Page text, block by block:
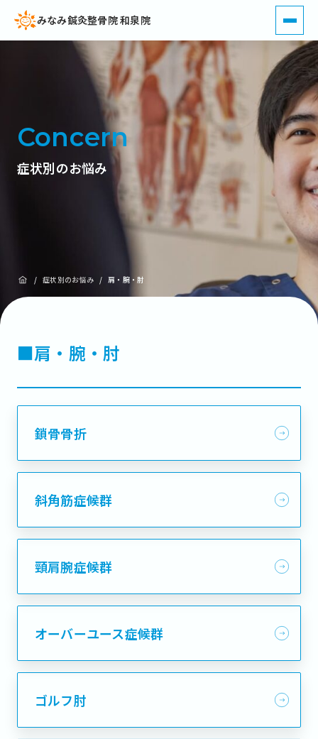
みなみ鍼灸整骨院 和泉院
Concern
症状別のお悩み
/ 症状別のお悩み / 肩・腕・肘
■肩・腕・肘
鎖骨骨折
斜角筋症候群
頸肩腕症候群
オーバーユース症候群
ゴルフ肘